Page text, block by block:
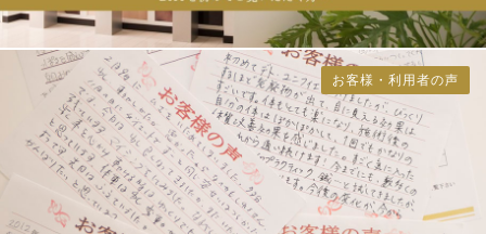
お客様・利用者の声